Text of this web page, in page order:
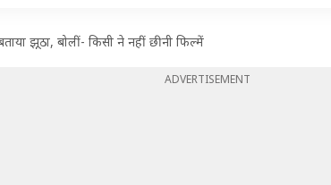
झूठा, बोलीं- किसी ने नहीं छीनी फिल्में
ADVERTISEMENT